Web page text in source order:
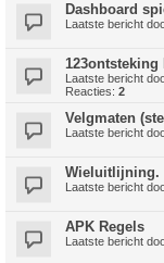
Dashboard
Laatste bericht
Laatste bericht
Reacties: 2
Velgmaten
Laatste bericht
Wieluitlijning.
Laatste bericht
APK Regels
Laatste bericht